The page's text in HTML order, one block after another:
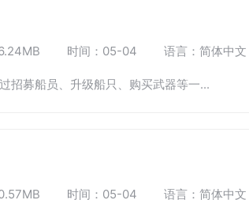
时间：05-04 语言：简体中文
招募船员、升级船只、购买武器等一...
时间：05-04 语言：简体中文